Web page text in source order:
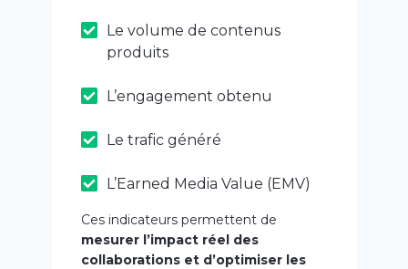
Le volume de contenus
produits
L’engagement obtenu
Le trafic généré
L’Earned Media Value (EMV)
Ces indicateurs permettent de
mesurer l’impact réel des
collaborations et d’optimiser les